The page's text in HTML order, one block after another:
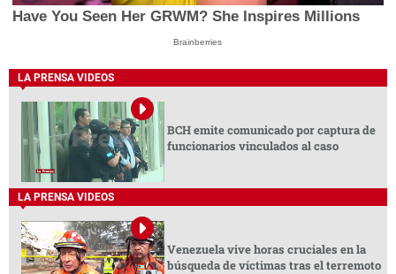
Have You Seen Her GRWM? She Inspires Millions
Brainberries
LA PRENSA VIDEOS
BCH emite comunicado por captura de
funcionarios vinculados al caso
LA PRENSA VIDEOS
Venezuela vive horas cruciales en la
búsqueda de víctimas tras el terremoto